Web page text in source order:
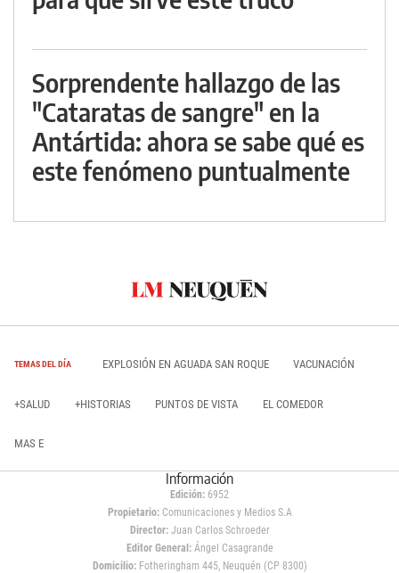
Sorprendente hallazgo de las
"Cataratas de sangre" en la
Antártida: ahora se sabe qué es
este fenómeno puntualmente
TEMAS DEL DÍA EXPLOSIÓN EN AGUADA SAN ROQUE VACUNACIÓN
+SALUD +HISTORIAS PUNTOS DE VISTA EL COMEDOR
MAS E
Información
Edición: 6952
Propietario:Comunicaciones y Medios S.A
Director: Juan Carlos Schroeder
Editor General:Ángel Casagrande
Domicilio:Fotheringham 445, Neuquén (CP 8300)